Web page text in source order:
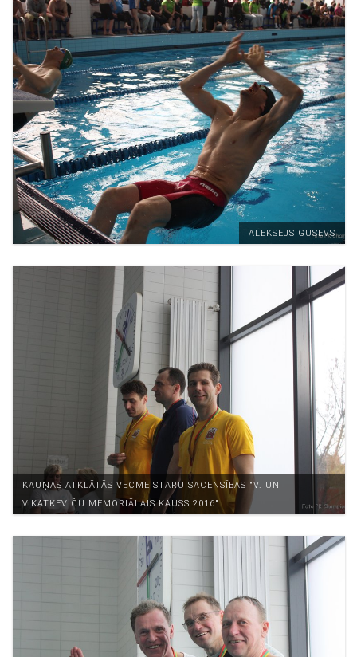
ALEKSEJS GUSEVS
KAUŅAS ATKLĀTĀS VECMEISTARU SACENSĪBAS "V. UN
V.KATKEVIČU MEMORIĀLAIS KAUSS 2016"